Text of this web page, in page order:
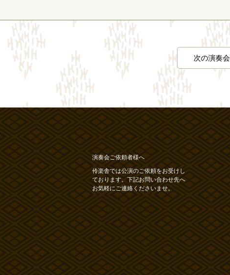
次の演奏会
演奏会ご依頼者様へ
伶楽舎では公演のご依頼をお受けし
ております。下記お問い合わせ先へ
お気軽にご連絡くださいませ。